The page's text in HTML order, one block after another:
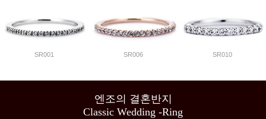
SR001 SR006 SR010
엔조의 결혼반지
Classic Wedding -Ring